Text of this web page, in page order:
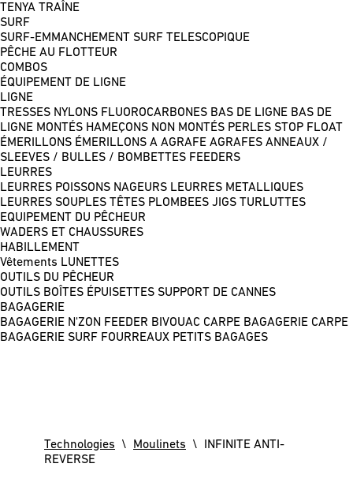
TENYA TRAÎNE
SURF
SURF-EMMANCHEMENT SURF TELESCOPIQUE
PÊCHE AU FLOTTEUR
COMBOS
ÉQUIPEMENT DE LIGNE
LIGNE
TRESSES NYLONS FLUOROCARBONES BAS DE LIGNE BAS DE
LIGNE MONTÉS HAMEÇONS NON MONTÉS PERLES STOP FLOAT
ÉMERILLONS ÉMERILLONS A AGRAFE AGRAFES ANNEAUX /
SLEEVES / BULLES / BOMBETTES FEEDERS
LEURRES
LEURRES POISSONS NAGEURS LEURRES METALLIQUES
LEURRES SOUPLES TÊTES PLOMBEES JIGS TURLUTTES
EQUIPEMENT DU PÊCHEUR
WADERS ET CHAUSSURES
HABILLEMENT
Vêtements LUNETTES
OUTILS DU PÊCHEUR
OUTILS BOÎTES ÉPUISETTES SUPPORT DE CANNES
BAGAGERIE
BAGAGERIE N'ZON FEEDER BIVOUAC CARPE BAGAGERIE CARPE
BAGAGERIE SURF FOURREAUX PETITS BAGAGES
Technologies \ Moulinets \ INFINITE ANTI-
REVERSE